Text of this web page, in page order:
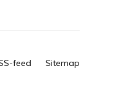
feed Sitemap